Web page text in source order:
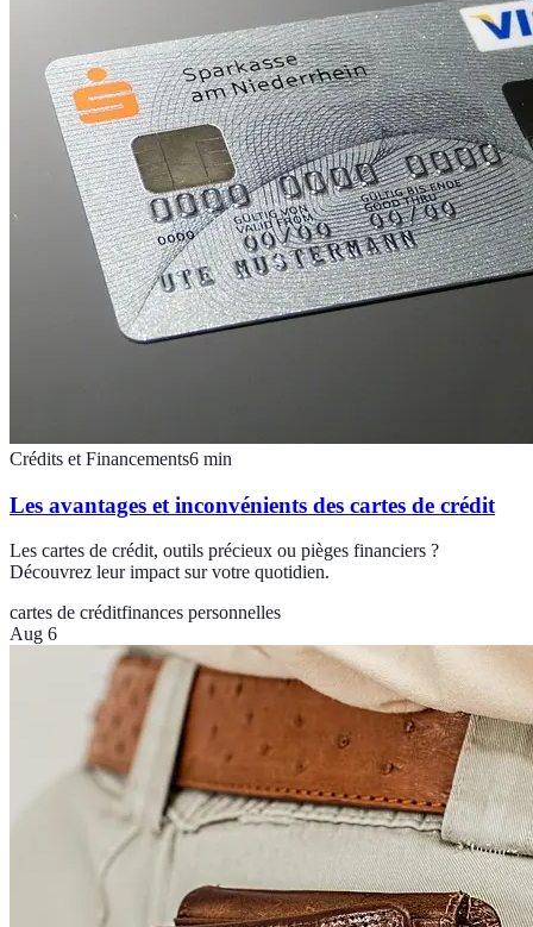
Crédits et Financements6 min
Les avantages et inconvénients des cartes de crédit
Les cartes de crédit, outils précieux ou pièges financiers ?
Découvrez leur impact sur votre quotidien.
cartes de créditfinances personnelles
Aug 6